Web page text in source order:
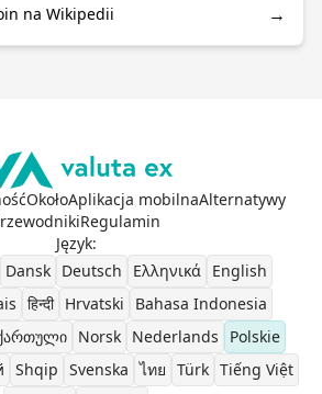
na Wikipedii →
OkołoAplikacja mobilnaAlternatywy
Regulamin
Język:
Dansk Deutsch Ελληνικά
English
हिन्दी Hrvatski
Bahasa Indonesia
Norsk Nederlands
Polskie
Shqip Svenska ไทย Türk Tiếng Việt